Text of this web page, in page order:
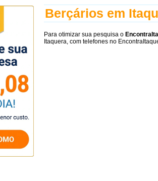
Berçários em
Para otimizar sua pesquisa o
Itaquera, com telefones no